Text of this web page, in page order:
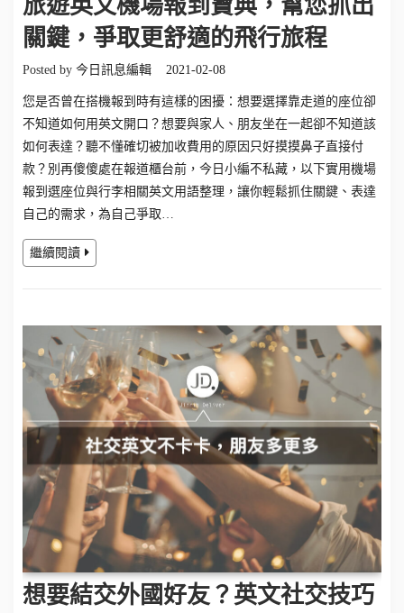
旅遊英文機場報到寶典，幫您抓出
關鍵，爭取更舒適的飛行旅程
Posted by 今日訊息編輯 2021-02-08
您是否曾在搭機報到時有這樣的困擾：想要選擇靠走道的座位卻
不知道如何用英文開口？想要與家人、朋友坐在一起卻不知道該
如何表達？聽不懂確切被加收費用的原因只好摸摸鼻子直接付
款？別再傻傻處在報道櫃台前，今日小編不私藏，以下實用機場
報到選座位與行李相關英文用語整理，讓你輕鬆抓住關鍵、表達
自己的需求，為自己爭取…
繼續閱讀
想要結交外國好友？英文社交技巧